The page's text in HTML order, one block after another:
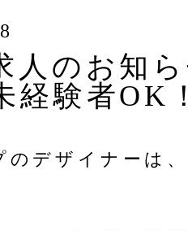
人のお知
経験者OK
のデザイナーは